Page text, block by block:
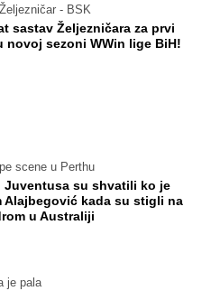
- BSK
sastav Željezničara za prvi
novoj sezoni WWin lige BiH!
scene u Perthu
Juventusa su shvatili ko je
Alajbegović kada su stigli na
u Australiji
je pala